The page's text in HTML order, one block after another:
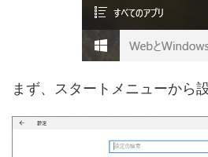
まず、スタートメニューから